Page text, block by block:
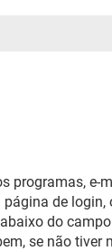
programas, e-
de login,
do
se não tiver